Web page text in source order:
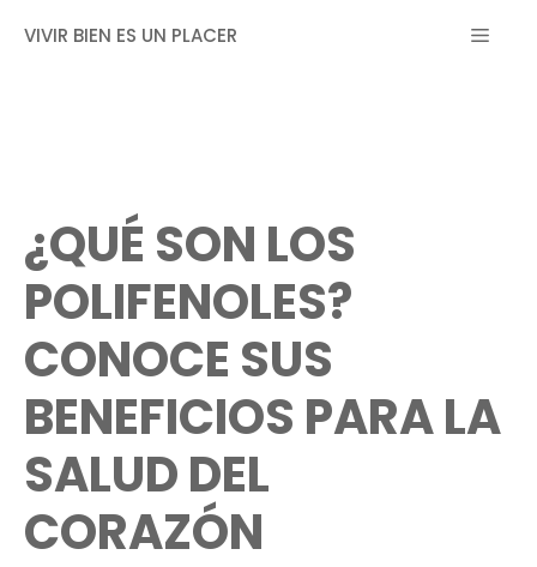
VIVIR BIEN ES UN PLACER MENÚ
¿QUÉ SON LOS
POLIFENOLES?
CONOCE SUS
BENEFICIOS PARA LA
SALUD DEL
CORAZÓN